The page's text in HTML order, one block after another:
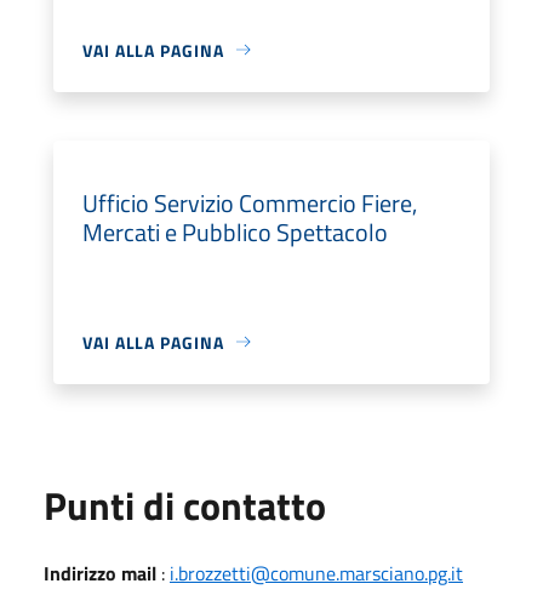
VAI ALLA PAGINA
Ufficio Servizio Commercio Fiere,
Mercati e Pubblico Spettacolo
VAI ALLA PAGINA
Punti di contatto
Indirizzo mail : i.brozzetti@comune.marsciano.pg.it